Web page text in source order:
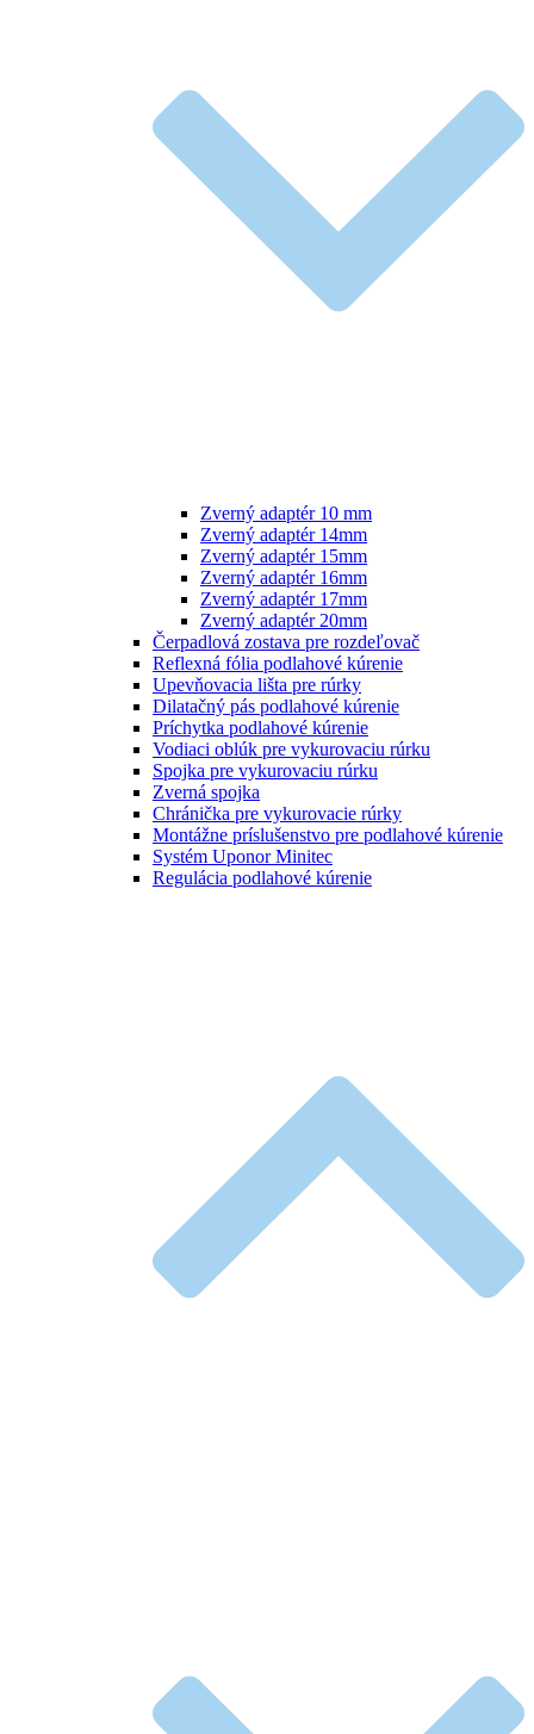
Zverný adaptér 10 mm
Zverný adaptér 14mm
Zverný adaptér 15mm
Zverný adaptér 16mm
Zverný adaptér 17mm
Zverný adaptér 20mm
Čerpadlová zostava pre rozdeľovač
Reflexná fólia podlahové kúrenie
Upevňovacia lišta pre rúrky
Dilatačný pás podlahové kúrenie
Príchytka podlahové kúrenie
Vodiaci oblúk pre vykurovaciu rúrku
Spojka pre vykurovaciu rúrku
Zverná spojka
Chránička pre vykurovacie rúrky
Montážne príslušenstvo pre podlahové kúrenie
Systém Uponor Minitec
Regulácia podlahové kúrenie